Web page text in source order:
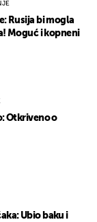
Rusija bi mogla
Moguć i kopneni
Otkriveno o
Ubio baku i